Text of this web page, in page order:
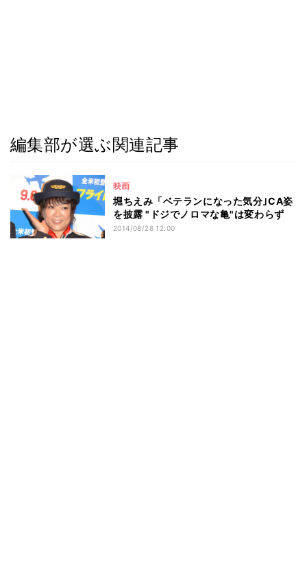
編集部が選ぶ関連記事
映画
堀ちえみ「ベテランになった気分｣CA姿
を披露 "ドジでノロマな亀"は変わらず
2014/08/26 12:00